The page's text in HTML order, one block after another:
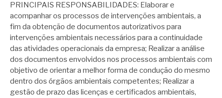
PRINCIPAIS RESPONSABILIDADES: Elaborar e
acompanhar os processos de intervenções ambientais, a
fim da obtenção de documentos autorizativos para
intervenções ambientais necessários para a continuidade
das atividades operacionais da empresa; Realizar a análise
dos documentos envolvidos nos processos ambientais com
objetivo de orientar a melhor forma de condução do mesmo
dentro dos órgãos ambientais competentes; Realizar a
gestão de prazo das licenças e certificados ambientais,